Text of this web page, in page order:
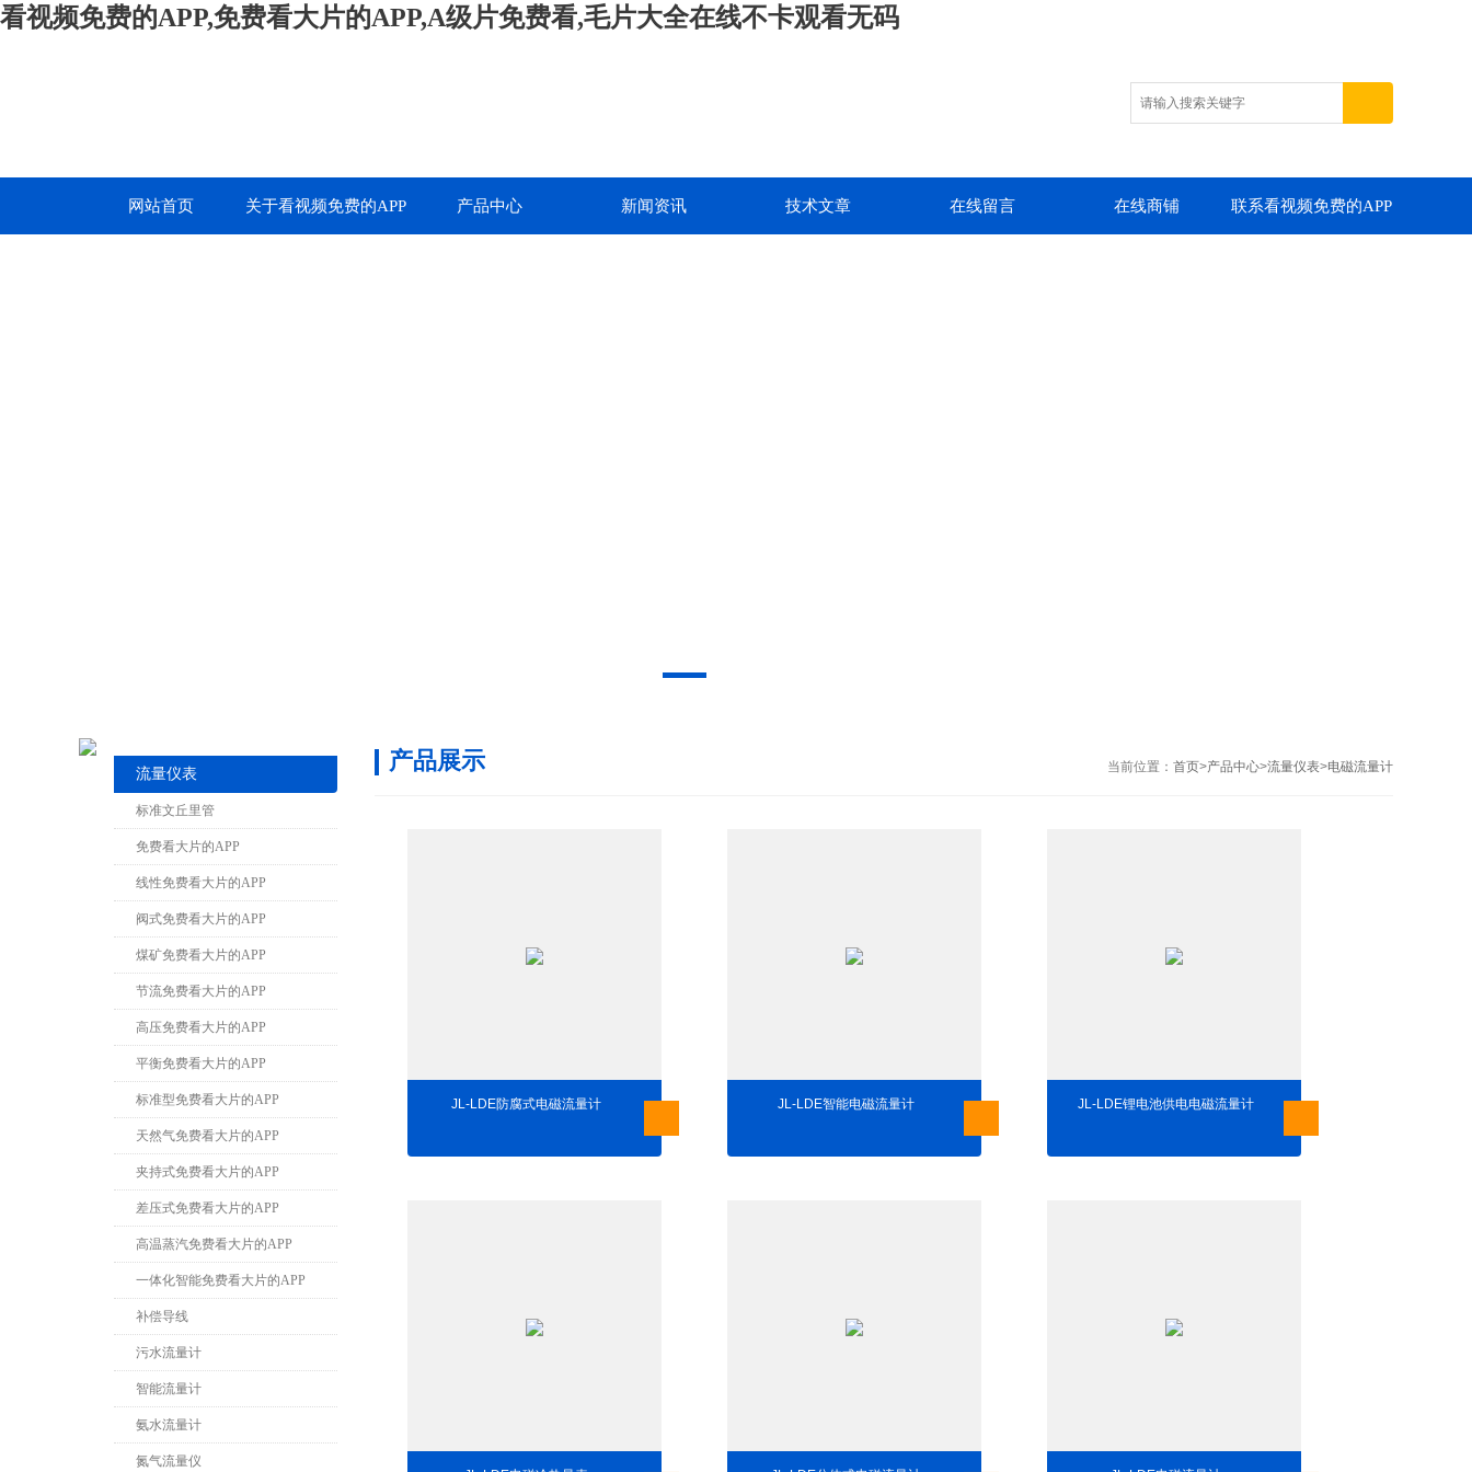
看视频免费的APP,免费看大片的APP,A级片免费看,毛片大全在线不卡观看无码
网站首页 关于看视频免费的APP 产品中心 新闻资讯 技术文章 在线留言 在线商铺 联系看视频免费的APP
流量仪表
标准文丘里管
免费看大片的APP
线性免费看大片的APP
阀式免费看大片的APP
煤矿免费看大片的APP
节流免费看大片的APP
高压免费看大片的APP
平衡免费看大片的APP
标准型免费看大片的APP
天然气免费看大片的APP
夹持式免费看大片的APP
差压式免费看大片的APP
高温蒸汽免费看大片的APP
一体化智能免费看大片的APP
补偿导线
污水流量计
智能流量计
氨水流量计
氮气流量仪
当前位置： 首页>产品中心>流量仪表>电磁流量计
产品展示
JL-LDE防腐式电磁流量计 JL-LDE智能电磁流量计 JL-LDE锂电池供电电磁流量计